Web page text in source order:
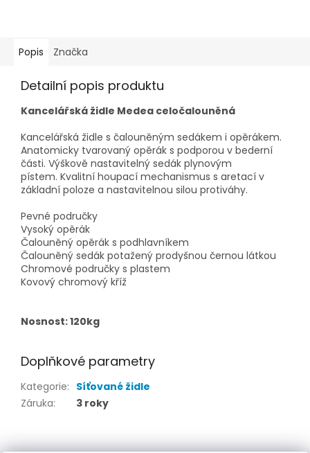
Popis Značka
Detailní popis produktu
Kancelářská židle Medea celočalouněná
Kancelářská židle s čalouněným sedákem i opěrákem.
Anatomicky tvarovaný opěrák s podporou v bederní
části. Výškově nastavitelný sedák plynovým
pístem. Kvalitní houpací mechanismus s aretací v
základní poloze a nastavitelnou silou protiváhy.
Pevné područky
Vysoký opěrák
Čalouněný opěrák s podhlavníkem
Čalouněný sedák potažený prodyšnou černou látkou
Chromové područky s plastem
Kovový chromový kříž
Nosnost: 120kg
Doplňkové parametry
Kategorie: Síťované židle
Záruka: 3 roky
Z